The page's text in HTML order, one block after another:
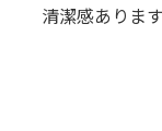
清潔感あります